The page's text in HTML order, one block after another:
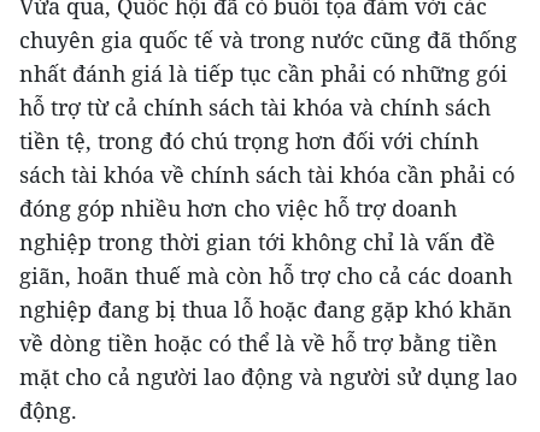
Vừa qua, Quốc hội đã có buổi tọa đàm với các
chuyên gia quốc tế và trong nước cũng đã thống
nhất đánh giá là tiếp tục cần phải có những gói
hỗ trợ từ cả chính sách tài khóa và chính sách
tiền tệ, trong đó chú trọng hơn đối với chính
sách tài khóa về chính sách tài khóa cần phải có
đóng góp nhiều hơn cho việc hỗ trợ doanh
nghiệp trong thời gian tới không chỉ là vấn đề
giãn, hoãn thuế mà còn hỗ trợ cho cả các doanh
nghiệp đang bị thua lỗ hoặc đang gặp khó khăn
về dòng tiền hoặc có thể là về hỗ trợ bằng tiền
mặt cho cả người lao động và người sử dụng lao
động.